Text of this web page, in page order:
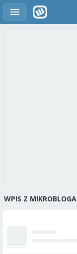
WPIS Z MIKROBLOGA